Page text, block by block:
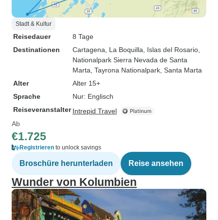
Stadt & Kultur
Reisedauer
8 Tage
Destinationen
Cartagena , La Boquilla , Islas del Rosario
Nationalpark Sierra Nevada de Santa
Marta , Tayrona Nationalpark , Santa Marta
Alter
Alter 15+
Sprache
Nur: Englisch
Reiseveranstalter Intrepid Travel
Ab
€1.725
Registrieren to unlock savings
Broschüre herunterladen Reise ansehen
Wunder von Kolumbien